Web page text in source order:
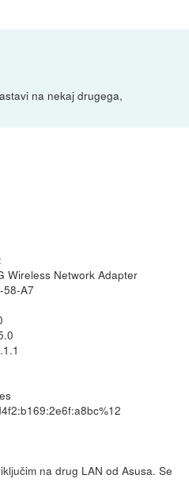
na nekaj drugega,
Wireless Network Adapter
58-A7
na drug LAN od Asusa. Se